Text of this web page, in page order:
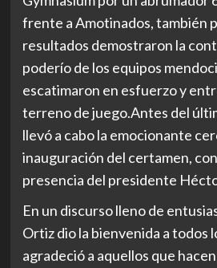
frente a Amotinados, también
resultados demostraron la
poderío de los equipos
escatimaron en esfuerzo y
terreno de juego.Antes del
llevó a cabo la emocionante
inauguración del certamen,
presencia del presidente
En un discurso lleno de
Ortiz dio la bienvenida a todos
agradeció a aquellos que